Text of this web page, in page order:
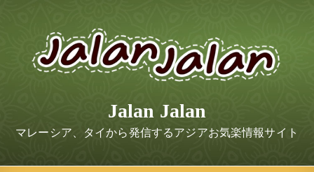
t
Jalan Jalan
マレーシア、タイから発信するアジアお気楽情報サイト